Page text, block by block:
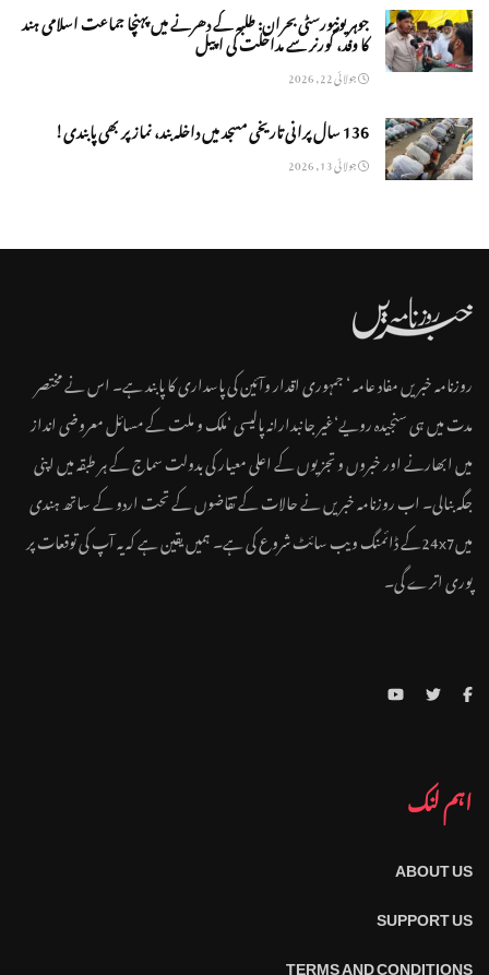
جوہر یونیورسٹی بحران: طلبہ کے دھرنے میں پہنچا جماعت اسلامی ہند
کا وفد، گورنر سے مداخلت کی اپیل
جولائی 22, 2026
136 سال پرانی تاریخی مسجد میں داخلہ بند، نماز پر بھی پابندی!
جولائی 13, 2026
روزنامہ خبریں مفاد عامہ ‘ جمہوری اقدار وآئین کی پاسداری کا پابند ہے۔ اس نے مختصر
مدت میں ہی سنجیدہ رویے‘غیر جانبدارانہ پالیسی ‘ملک و ملت کے مسائل معروضی انداز
میں ابھارنے اور خبروں و تجزیوں کے اعلی معیار کی بدولت سماج کے ہر طبقہ میں اپنی
جگہ بنالی۔ اب روزنامہ خبریں نے حالات کے تقاضوں کے تحت اردو کے ساتھ ہندی
میں24x7کے ڈائمنگ ویب سائٹ شروع کی ہے۔ ہمیں یقین ہے کہ یہ آپ کی توقعات پر
پوری اترے گی۔
اہم لنک
ABOUT US
SUPPORT US
TERMS AND CONDITIONS